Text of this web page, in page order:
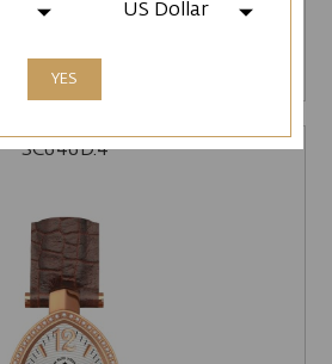
SC646D.4
US Dollar
YES